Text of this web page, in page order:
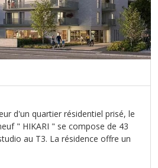
d'un quartier résidentiel prisé, le
" HIKARI " se compose de 43
au T3. La résidence offre un